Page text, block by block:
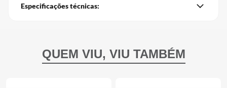
Especificações técnicas: